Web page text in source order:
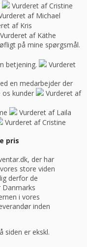
Vurderet af Cristine
af Michael
af Kris
Vurderet af Käthe
på mine spørgsmål.
betjening.
Vurderet
en medarbejder der
os kunder
Vurderet af
Vurderet af Laila
Vurderet af Cristine
pris
der har
store viden
derfor de
Danmarks
i vores
inden
siden er ekskl.